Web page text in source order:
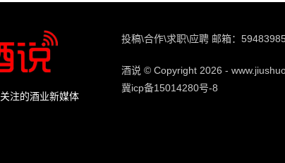
注的酒业新媒体
投稿\合作\求职\应聘 邮箱：
酒说 © Copyright 2026 -
冀icp备15014280号-8